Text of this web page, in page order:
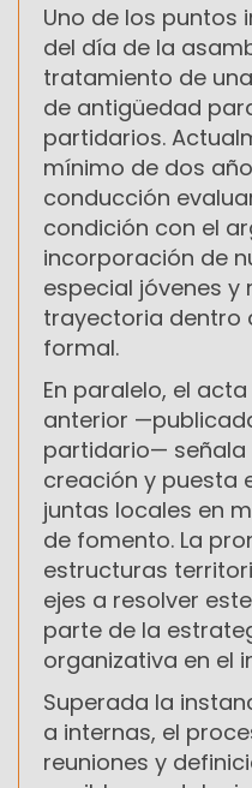
Uno de los puntos
del día de la
tratamiento de
de antigüedad
partidarios.
mínimo de dos
conducción
condición con el
incorporación de
especial jóvenes
trayectoria dentro
formal.
En paralelo, el
anterior
partidario—
creación y puesta
juntas locales en
de fomento. La
estructuras
ejes a resolver
parte de la
organizativa en el
Superada la
a internas, el
reuniones y